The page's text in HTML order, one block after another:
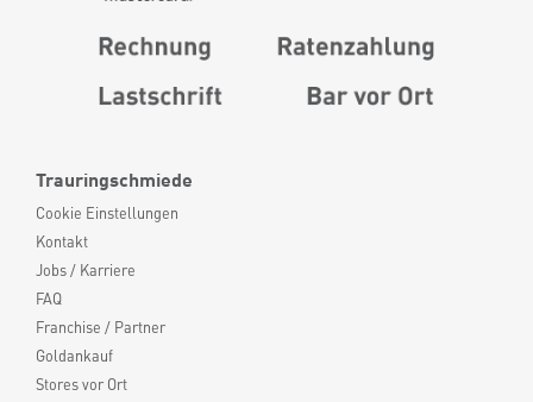
Trauringschmiede
Cookie Einstellungen
Kontakt
Jobs / Karriere
FAQ
Franchise / Partner
Goldankauf
Stores vor Ort